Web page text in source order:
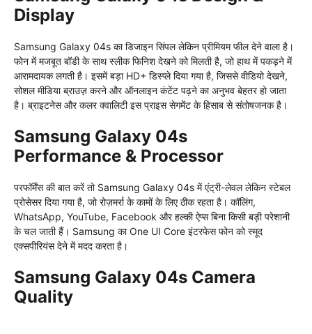
Display
Samsung Galaxy 04s का डिजाइन सिंपल लेकिन प्रीमियम फील देने वाला है।
फोन में मजबूत बॉडी के साथ स्लीक फिनिश देखने को मिलती है, जो हाथ में पकड़ने में
आरामदायक लगती है। इसमें बड़ा HD+ डिस्प्ले दिया गया है, जिससे वीडियो देखने,
सोशल मीडिया ब्राउज़ करने और ऑनलाइन कंटेंट पढ़ने का अनुभव बेहतर हो जाता
है। ब्राइटनेस और कलर क्वालिटी इस प्राइस सेगमेंट के हिसाब से संतोषजनक है।
Samsung Galaxy 04s
Performance & Processor
परफॉर्मेंस की बात करें तो Samsung Galaxy 04s में एंट्री-लेवल लेकिन स्टेबल
प्रोसेसर दिया गया है, जो रोज़मर्रा के कामों के लिए ठीक रहता है। कॉलिंग,
WhatsApp, YouTube, Facebook और हल्की ऐप्स बिना किसी बड़ी परेशानी
के चल जाती हैं। Samsung का One UI Core इंटरफेस फोन को स्मूद
एक्सपीरियंस देने में मदद करता है।
Samsung Galaxy 04s Camera
Quality